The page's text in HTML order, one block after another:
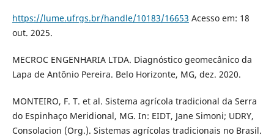
https://lume.ufrgs.br/handle/10183/16653 Acesso em: 18
out. 2025.
MECROC ENGENHARIA LTDA. Diagnóstico geomecânico da
Lapa de Antônio Pereira. Belo Horizonte, MG, dez. 2020.
MONTEIRO, F. T. et al. Sistema agrícola tradicional da Serra
do Espinhaço Meridional, MG. In: EIDT, Jane Simoni; UDRY,
Consolacion (Org.). Sistemas agrícolas tradicionais no Brasil.